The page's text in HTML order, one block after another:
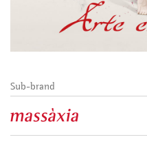
Sub-brand